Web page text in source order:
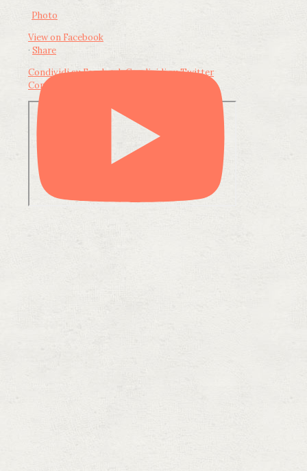
Photo
View on Facebook
· Share
Condividi su FacebookCondividi su Twitter
Condividi su LinkedIn